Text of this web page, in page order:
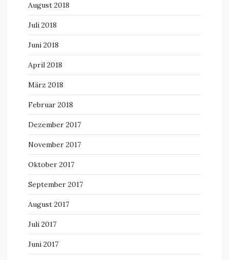
August 2018
Juli 2018
Juni 2018
April 2018
März 2018
Februar 2018
Dezember 2017
November 2017
Oktober 2017
September 2017
August 2017
Juli 2017
Juni 2017